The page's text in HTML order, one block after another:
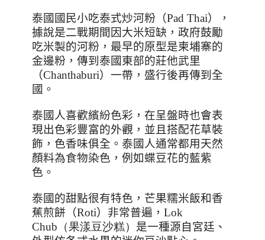
泰國國民小吃泰式炒河粉（Pad Thai），
據說是二戰期間因大米短缺，政府鼓勵
吃米製的河粉，最早的原型是柬埔寨的
金邊粉，傳到泰國東部的莊他武里
（Chanthaburi）一帶，盛行後再傳到全
國。
泰國人喜歡繽紛色彩，在呈盤時也會表
現出色彩豐富的外觀，並且搭配花草裝
飾，色香味俱全。泰國人通常都用天然
顏料為食物染色，例如蝶豆花的藍紫
色。
泰國的甜點很有特色，芒果糯米飯和香
蕉煎餅（Roti）非常普遍， Lok
Chub（果漾豆沙糕） 是一種源自宮廷、